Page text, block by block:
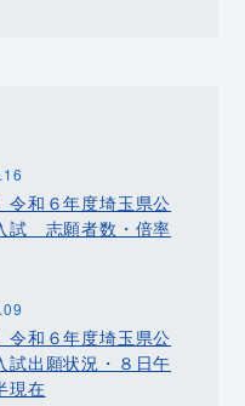
令和６年度埼玉県公
試 志願者数・倍率
令和６年度埼玉県公
試出願状況・８日午
現在